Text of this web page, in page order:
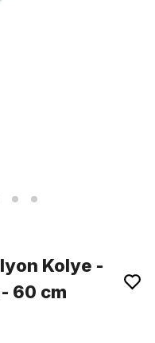
Kolye -
60 cm